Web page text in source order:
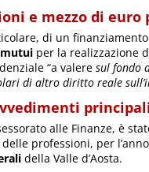
e mezzo di euro
di un
per la realizzazione
“a valere sul fondo
di altro diritto reale
alle Finanze, è
professioni, per
della Valle d’Aosta.